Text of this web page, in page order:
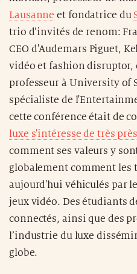
Lausanne et fondatrice du
trio d’invités de renom:
CEO d'Audemars Piguet,
vidéo et fashion disruptor,
professeur à University of
spécialiste de
cette conférence était de
luxe s'intéresse de très
comment ses valeurs y
globalement comment les
aujourd'hui véhiculés par
jeux vidéo. Des étudiants
connectés, ainsi que des
l’industrie du luxe
globe.